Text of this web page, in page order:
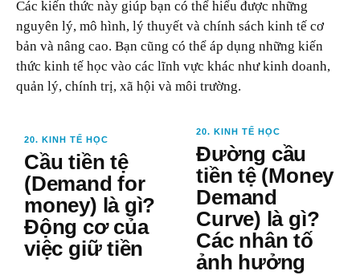
Các kiến thức này giúp bạn có thể hiểu được những
nguyên lý, mô hình, lý thuyết và chính sách kinh tế cơ
bản và nâng cao. Bạn cũng có thể áp dụng những kiến
thức kinh tế học vào các lĩnh vực khác như kinh doanh,
quản lý, chính trị, xã hội và môi trường.
20. KINH TẾ HỌC
Cầu tiền tệ
(Demand for
money) là gì?
Động cơ của
việc giữ tiền
20. KINH TẾ HỌC
Đường cầu
tiền tệ (Money
Demand
Curve) là gì?
Các nhân tố
ảnh hưởng